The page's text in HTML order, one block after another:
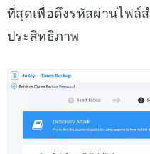
ที่สุดเพื่อดึงรหัสผ่านไฟล์ส
ประสิทธิภาพ